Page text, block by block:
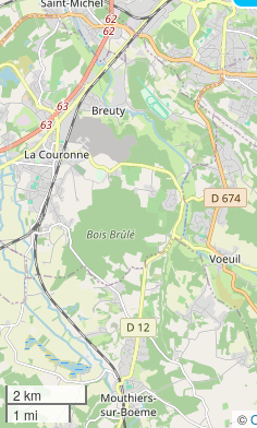
2 km
1 mi
©